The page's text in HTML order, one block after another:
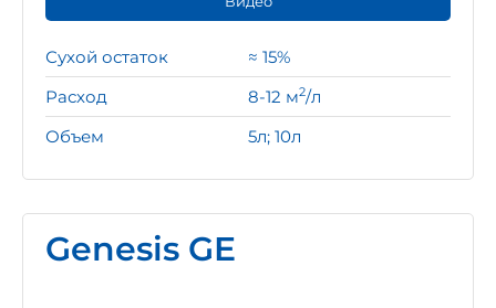
Сухой остаток
≈ 15%
Расход
8-12 м2/л
Объем
5л; 10л
Genesis GE